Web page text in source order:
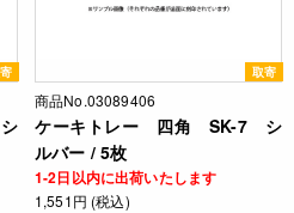
取寄
商品No.03089406
ケーキトレー 四角 SK-7 シ
ルバー / 5枚
1-2日以内に出荷いたします
1,551円 (税込)